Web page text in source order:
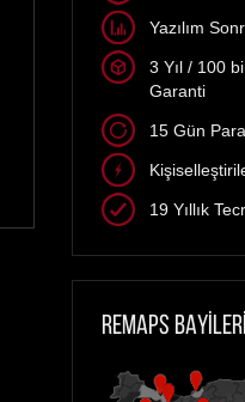
Yazılım
3 Yıl / 100
Garanti
15 Gün
19 Yıllık
REMAPS BAYİLERİ